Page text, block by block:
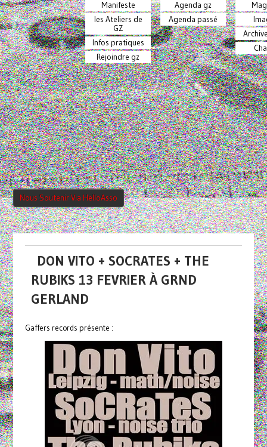
Manifeste
les Ateliers de
GZ
Infos pratiques
Rejoindre gz
Agenda gz
Agenda passé
Nous Soutenir Via HelloAsso
DON VITO + SOCRATES + THE
RUBIKS 13 FEVRIER À GRND
GERLAND
Gaffers records présente :